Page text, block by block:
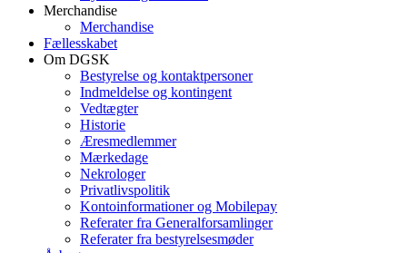
Merchandise
Merchandise
Fællesskabet
Om DGSK
Bestyrelse og kontaktpersoner
Indmeldelse og kontingent
Vedtægter
Historie
Æresmedlemmer
Mærkedage
Nekrologer
Privatlivspolitik
Kontoinformationer og Mobilepay
Referater fra Generalforsamlinger
Referater fra bestyrelsesmøder